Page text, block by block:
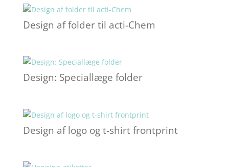
Design af folder til acti-Chem
Design: Speciallæge folder
Design af logo og t-shirt frontprint